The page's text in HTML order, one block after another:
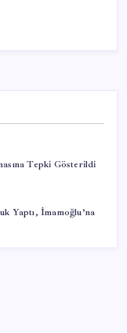
Tepki Gösterildi
Yaptı, İmamoğlu’na